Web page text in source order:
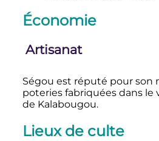
Économie
Artisanat
Ségou est réputé pour son
poteries fabriquées dans le
de Kalabougou.
Lieux de culte